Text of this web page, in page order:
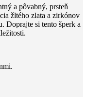
a pôvabný, prsteň
žltého zlata a zirkónov
Doprajte si tento šperk a